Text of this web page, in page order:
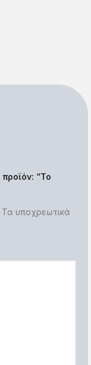
“Το
Τα υποχρεωτικά